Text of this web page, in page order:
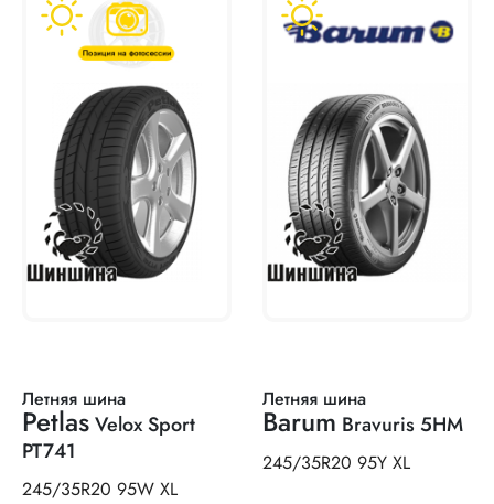
Летняя шина
PetlasVelox Sport
PT741
245/35R20 95W XL
Летняя шина
Barum Bravuris 5HM
245/35R20 95Y XL